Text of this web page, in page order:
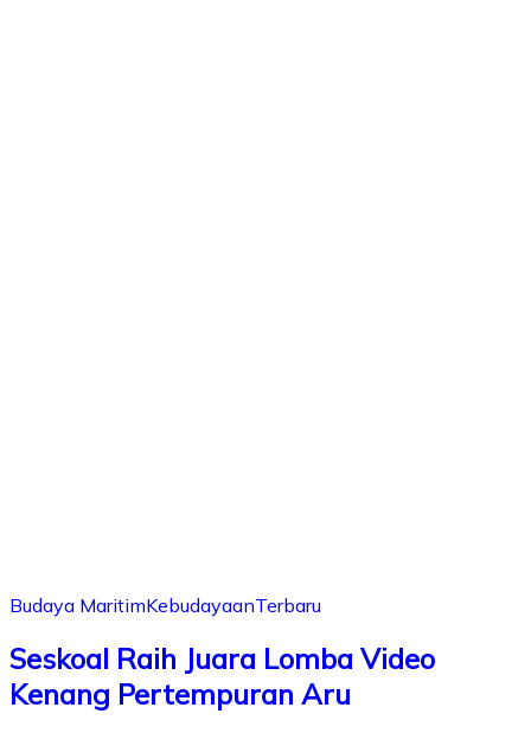
Budaya MaritimKebudayaanTerbaru
Seskoal Raih Juara Lomba Video
Kenang Pertempuran Aru